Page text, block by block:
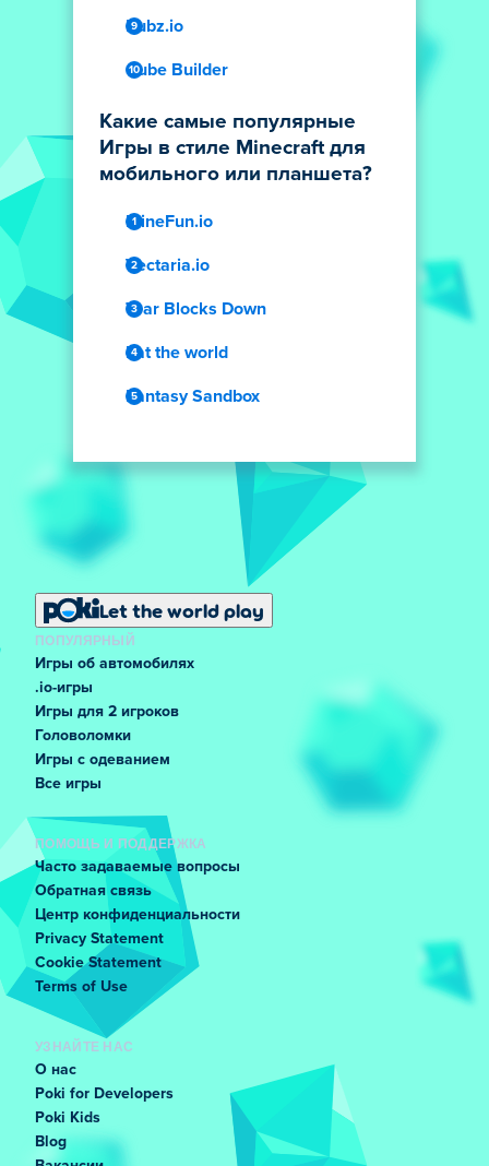
Kubz.io
Cube Builder
Какие самые популярные
Игры в стиле Minecraft для
мобильного или планшета?
MineFun.io
Vectaria.io
Tear Blocks Down
Eat the world
Fantasy Sandbox
Let the world play
ПОПУЛЯРНЫЙ
Игры об автомобилях
.io-игры
Игры для 2 игроков
Головоломки
Игры с одеванием
Все игры
ПОМОЩЬ И ПОДДЕРЖКА
Часто задаваемые вопросы
Обратная связь
Центр конфиденциальности
Privacy Statement
Cookie Statement
Terms of Use
УЗНАЙТЕ НАС
О нас
Poki for Developers
Poki Kids
Blog